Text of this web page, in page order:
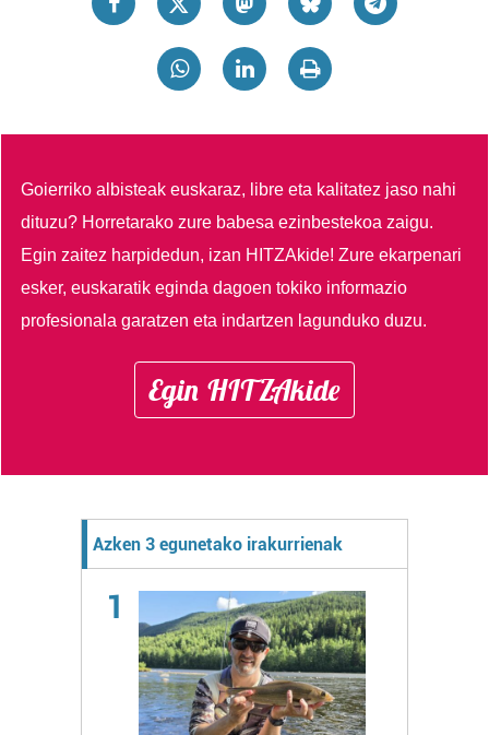
Goierriko albisteak euskaraz, libre eta kalitatez jaso nahi
dituzu? Horretarako zure babesa ezinbestekoa zaigu.
Egin zaitez harpidedun, izan HITZAkide!Zure ekarpenari
esker, euskaratik eginda dagoen tokiko informazio
profesionala garatzen eta indartzen lagunduko duzu.
Egin HITZAkide
Azken 3 egunetako irakurrienak
1